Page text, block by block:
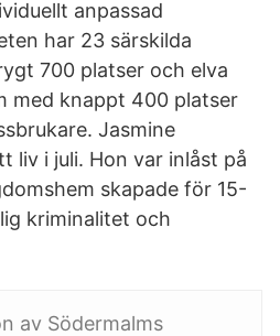
anpassad
har 23 särskilda
700 platser och elva
med knappt 400 platser
Jasmine
liv i juli. Hon var inlåst på
skapade för 15-
kriminalitet och
av Södermalms